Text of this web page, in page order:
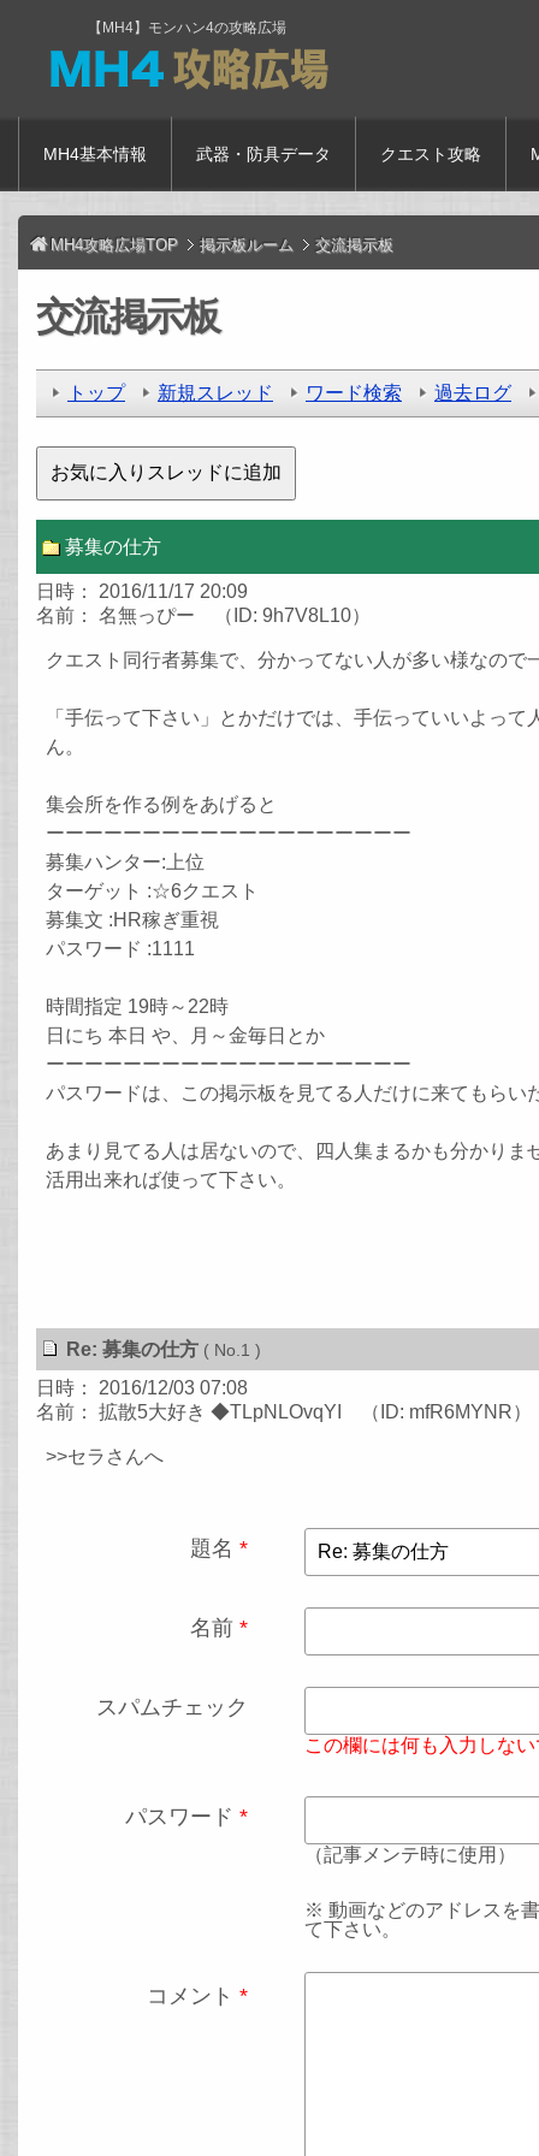
【MH4】モンハン4の攻略広場
MH4基本情報 武器・防具データ クエスト攻略
MH4攻略広場TOP 掲示板ルーム 交流掲示板
交流掲示板
トップ 新規スレッド ワード検索 過去ログ
募集の仕方
日時： 2016/11/17 20:09
名前： 名無っぴー （ID: 9h7V8L10）
クエスト同行者募集で、分かってない人が多い様なので
「手伝って下さい」とかだけでは、手伝っていいよっ
ん。
集会所を作る例をあげると
ーーーーーーーーーーーーーーーーーーー
募集ハンター:上位
ターゲット :☆6クエスト
募集文 :HR稼ぎ重視
パスワード :1111
時間指定 19時～22時
日にち 本日 や、月～金毎日とか
ーーーーーーーーーーーーーーーーーーー
パスワードは、この掲示板を見てる人だけに来てもらい
あまり見てる人は居ないので、四人集まるかも分かりま
活用出来れば使って下さい。
Re: 募集の仕方 ( No.1 )
日時： 2016/12/03 07:08
名前： 拡散5大好き ◆TLpNLOvqYI （ID: mfR6MYNR）
>>セラさんへ
題名 *
名前 *
スパムチェック
この欄には何も入力しな
パスワード *
（記事メンテ時に使用）
※ 動画などのアドレスを
て下さい。
コメント *